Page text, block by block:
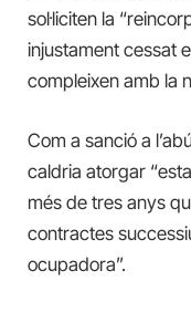
sol·liciten la
injustament cessat
compleixen amb la
Com a sanció a
caldria atorgar
més de tres anys
contractes
ocupadora”.